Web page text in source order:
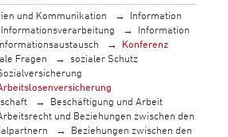
und Kommunikation
Information
Information
Konferenz
Fragen
sozialer Schutz
Beschäftigung und Arbeit
und Beziehungen zwischen den
Beziehungen zwischen den